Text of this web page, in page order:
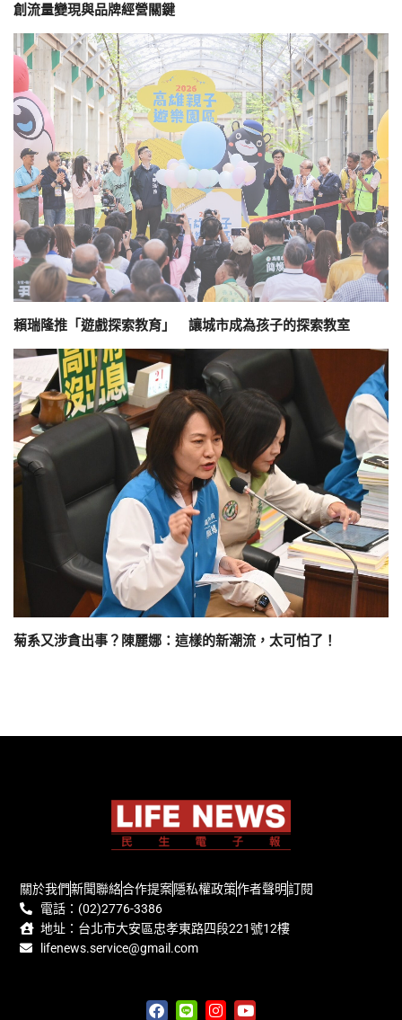
創流量變現與品牌經營關鍵
賴瑞隆推「遊戲探索教育」 讓城市成為孩子的探索教室
菊系又涉貪出事？陳麗娜：這樣的新潮流，太可怕了！
關於我們新聞聯絡合作提案隱私權政策作者聲明訂閱
電話：(02)2776-3386
地址：台北市大安區忠孝東路四段221號12樓
lifenews.service@gmail.com